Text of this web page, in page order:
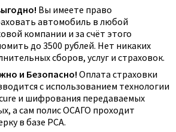
Вы имеете право
автомобиль в любой
компании и за счёт этого
до 3500 рублей. Нет никаких
сборов, услуг и страховок.
и Безопасно! Оплата страховки
с использованием технологии
и шифрования передаваемых
а сам полис ОСАГО проходит
в базе РСА.